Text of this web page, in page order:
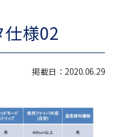
様02
掲載日：2020.06.29